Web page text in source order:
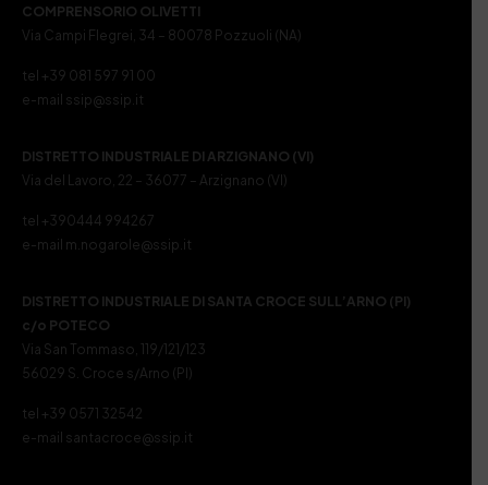
COMPRENSORIO OLIVETTI
Via Campi Flegrei, 34 – 80078 Pozzuoli (NA)
tel +39 081 597 91 00
e-mail ssip@ssip.it
DISTRETTO INDUSTRIALE DI ARZIGNANO (VI)
Via del Lavoro, 22 – 36077 – Arzignano (VI)
tel +390444 994267
e-mail m.nogarole@ssip.it
DISTRETTO INDUSTRIALE DI SANTA CROCE SULL’ARNO (PI)
c/o POTECO
Via San Tommaso, 119/121/123
56029 S. Croce s/Arno (PI)
tel +39 0571 32542
e-mail santacroce@ssip.it